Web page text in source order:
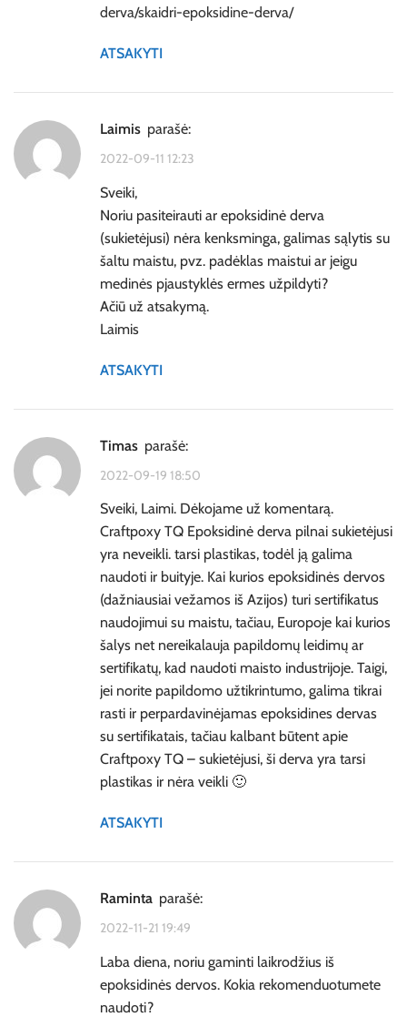
derva/skaidri-epoksidine-derva/
ATSAKYTI
Laimis parašė:
2022-09-11 12:23
Sveiki,
Noriu pasiteirauti ar epoksidinė derva
(sukietėjusi) nėra kenksminga, galimas sąlytis su
šaltu maistu, pvz. padėklas maistui ar jeigu
medinės pjaustyklės ermes užpildyti?
Ačiū už atsakymą.
Laimis
ATSAKYTI
timas parašė:
2022-09-19 18:50
Sveiki, Laimi. Dėkojame už komentarą.
Craftpoxy TQ Epoksidinė derva pilnai sukietėjusi
yra neveikli. tarsi plastikas, todėl ją galima
naudoti ir buityje. Kai kurios epoksidinės dervos
(dažniausiai vežamos iš Azijos) turi sertifikatus
naudojimui su maistu, tačiau, Europoje kai kurios
šalys net nereikalauja papildomų leidimų ar
sertifikatų, kad naudoti maisto industrijoje. Taigi,
jei norite papildomo užtikrintumo, galima tikrai
rasti ir perpardavinėjamas epoksidines dervas
su sertifikatais, tačiau kalbant būtent apie
Craftpoxy TQ – sukietėjusi, ši derva yra tarsi
plastikas ir nėra veikli 🙂
ATSAKYTI
Raminta parašė:
2022-11-21 19:49
Laba diena, noriu gaminti laikrodžius iš
epoksidinės dervos. Kokia rekomenduotumete
naudoti?